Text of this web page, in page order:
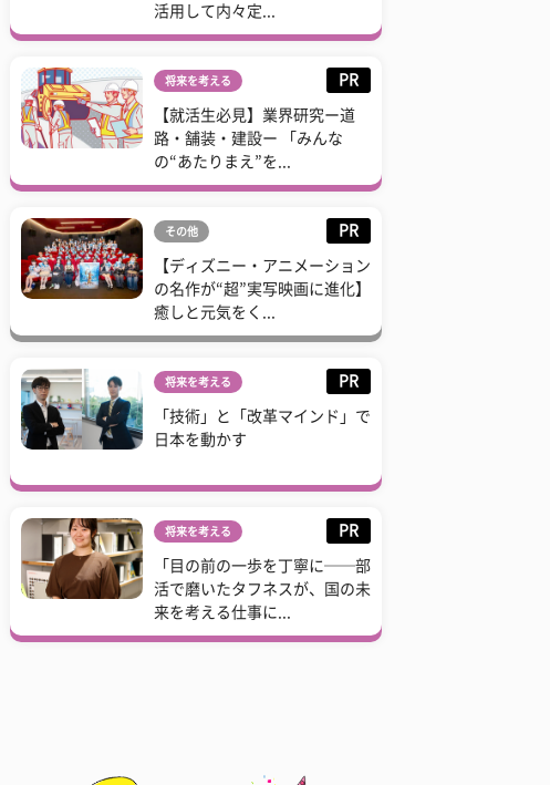
活用して内々定...
将来を考える PR
【就活生必見】業界研究ー道
路・舗装・建設ー 「みんな
の“あたりまえ”を...
その他 PR
【ディズニー・アニメーション
の名作が“超”実写映画に進化】
癒しと元気をく...
将来を考える PR
「技術」と「改革マインド」で
日本を動かす
将来を考える PR
「目の前の一歩を丁寧に──部
活で磨いたタフネスが、国の未
来を考える仕事に...